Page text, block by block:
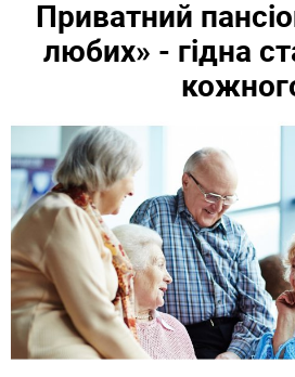
Приватний
любих» - гідна